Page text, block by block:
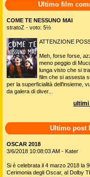
Ultimo film
COME TE NESSUNO MAI
stratoZ - voto: 5½
ATTENZIONE
Meh, forse forse,
meno peggio di
lunga visto che si
film che si assesta
per la superficialità dell'insieme,
da galera di diver...
ultimi
Ultimo post
OSCAR 2018
3/6/2018 10:08:03 AM - Kater
Si è celebrata il 4 marzo 2018 la
Cerimonia degli Oscar, al Dolby